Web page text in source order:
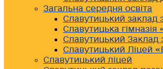
Загальна середня освіта
Славутицький заклад
Славутицька
Славутицький Заклад
Славутицький Ліцей
Славутицький ліцей